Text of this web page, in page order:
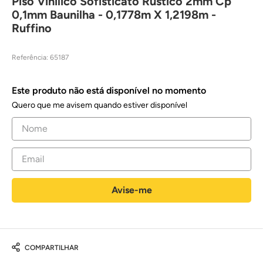
0,1mm Baunilha - 0,1778m X 1,2198m -
Ruffino
Referência: 65187
Este produto não está disponível no momento
Quero que me avisem quando estiver disponível
COMPARTILHAR